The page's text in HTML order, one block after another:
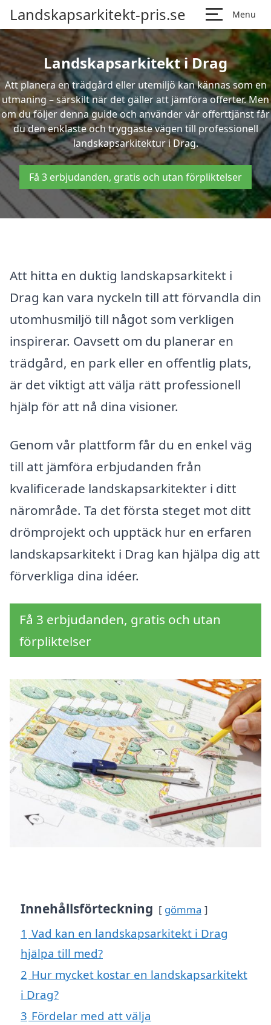
Landskapsarkitekt-pris.se Menu
Landskapsarkitekt i Drag
Att planera en trädgård eller utemiljö kan kännas som en
utmaning – särskilt när det gäller att jämföra offerter. Men
om du följer denna guide och använder vår offerttjänst får
du den enklaste och tryggaste vägen till professionell
landskapsarkitektur i Drag.
Få 3 erbjudanden, gratis och utan förpliktelser
Att hitta en duktig landskapsarkitekt i
Drag kan vara nyckeln till att förvandla din
utomhusmiljö till något som verkligen
inspirerar. Oavsett om du planerar en
trädgård, en park eller en offentlig plats,
är det viktigt att välja rätt professionell
hjälp för att nå dina visioner.
Genom vår plattform får du en enkel väg
till att jämföra erbjudanden från
kvalificerade landskapsarkitekter i ditt
närområde. Ta det första steget mot ditt
drömprojekt och upptäck hur en erfaren
landskapsarkitekt i Drag kan hjälpa dig att
förverkliga dina idéer.
Få 3 erbjudanden, gratis och utan
förpliktelser
Innehållsförteckning gömma
1 Vad kan en landskapsarkitekt i Drag
hjälpa till med?
2 Hur mycket kostar en landskapsarkitekt
i Drag?
3 Fördelar med att välja